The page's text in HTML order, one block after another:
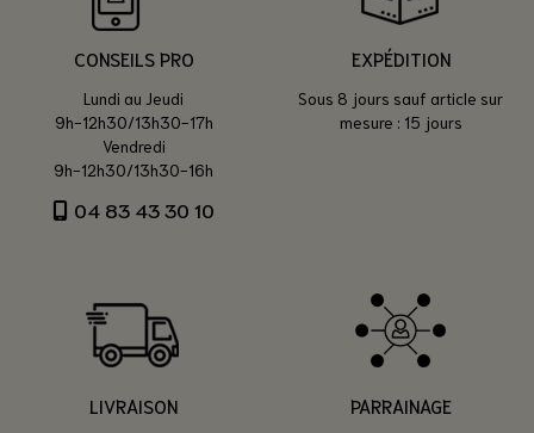
CONSEILS PRO
Lundi au Jeudi
9h-12h30/13h30-17h
Vendredi
9h-12h30/13h30-16h
04 83 43 30 10
EXPÉDITION
Sous 8 jours sauf article sur
mesure : 15 jours
LIVRAISON PARRAINAGE